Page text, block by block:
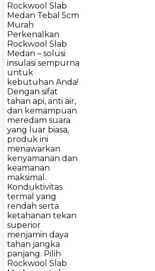
Rockwool Slab
Medan Tebal 5cm
Murah
Perkenalkan
Rockwool Slab
Medan – solusi
insulasi sempurna
untuk
kebutuhan Anda!
Dengan sifat
tahan api, anti air,
dan kemampuan
meredam suara
yang luar biasa,
produk ini
menawarkan
kenyamanan dan
keamanan
maksimal.
Konduktivitas
termal yang
rendah serta
ketahanan tekan
superior
menjamin daya
tahan jangka
panjang. Pilih
Rockwool Slab